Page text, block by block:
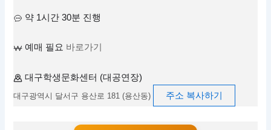
약 1시간 30분 진행
예매 필요 바로가기
대구학생문화센터 (대공연장)
대구광역시 달서구 용산로 181 (용산동) 주소 복사하기